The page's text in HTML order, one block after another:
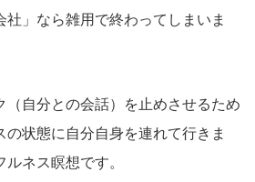
社」なら雑用で終わってしまいま
（自分との会話）を止めさせるため
の状態に自分自身を連れて行きま
ネス瞑想です。